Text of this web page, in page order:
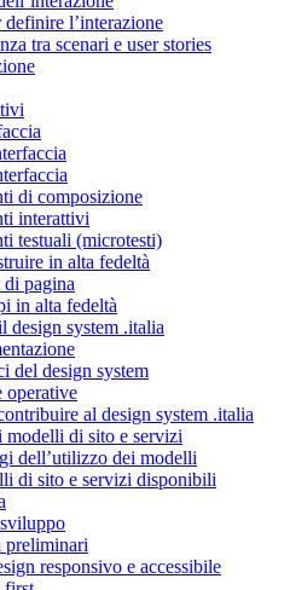
definire l’interazione
tra scenari e user stories
di composizione
interattivi
testuali (microtesti)
in alta fedeltà
pagina
in alta fedeltà
design system .italia
del design system
operative
al design system .italia
modelli di sito e servizi
dell’utilizzo dei modelli
di sito e servizi disponibili
preliminari
responsivo e accessibile